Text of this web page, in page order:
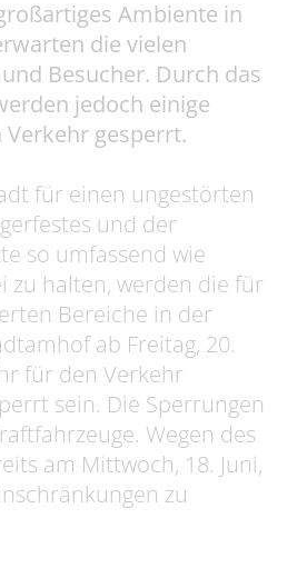
Ambiente in
die vielen
Besucher. Durch das
jedoch einige
gesperrt.
für einen ungestörten
und der
so umfassend wie
zu halten, werden die für
Bereiche in der
ab Freitag, 20.
für den Verkehr
sein. Die Sperrungen
Wegen des
am Mittwoch, 18. Juni,
zu